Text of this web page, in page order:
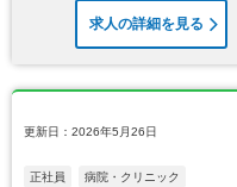
求人の詳細を見る
更新日：2026年5月26日
正社員 病院・クリニック